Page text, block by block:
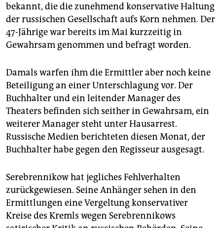
bekannt, die die zunehmend konservative Haltung
der russischen Gesellschaft aufs Korn nehmen. Der
47-Jährige war bereits im Mai kurzzeitig in
Gewahrsam genommen und befragt worden.
Damals warfen ihm die Ermittler aber noch keine
Beteiligung an einer Unterschlagung vor. Der
Buchhalter und ein leitender Manager des
Theaters befinden sich seither in Gewahrsam, ein
weiterer Manager steht unter Hausarrest.
Russische Medien berichteten diesen Monat, der
Buchhalter habe gegen den Regisseur ausgesagt.
Serebrennikow hat jegliches Fehlverhalten
zurückgewiesen. Seine Anhänger sehen in den
Ermittlungen eine Vergeltung konservativer
Kreise des Kremls wegen Serebrennikows